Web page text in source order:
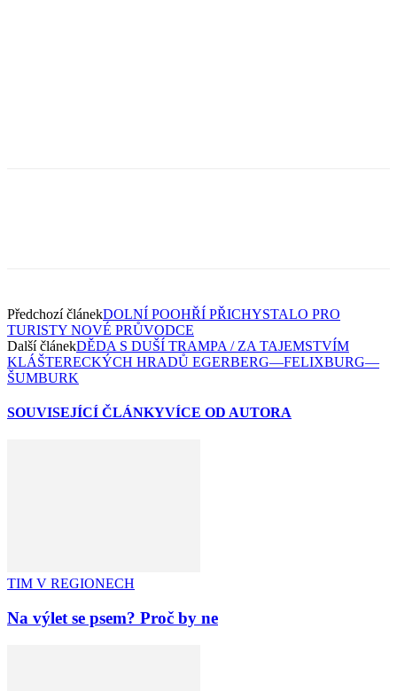
Předchozí článekDOLNÍ POOHŘÍ PŘICHYSTALO PRO
TURISTY NOVÉ PRŮVODCE
Další článekDĚDA S DUŠÍ TRAMPA / ZA TAJEMSTVÍM
KLÁŠTERECKÝCH HRADŮ EGERBERG—FELIXBURG—
ŠUMBURK
SOUVISEJÍCÍ ČLÁNKYVÍCE OD AUTORA
TIM V REGIONECH
Na výlet se psem? Proč by ne